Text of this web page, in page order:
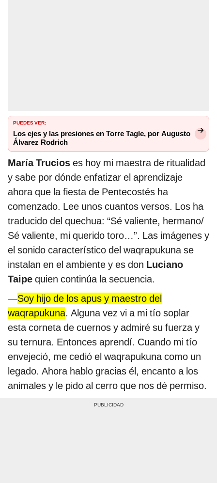
PUEDES VER:
Los ejes y las presiones en Torre Tagle, por Augusto
Álvarez Rodrich
María Trucios es hoy mi maestra de ritualidad
y sabe por dónde enfatizar el aprendizaje
ahora que la fiesta de Pentecostés ha
comenzado. Lee unos cuantos versos. Los ha
traducido del quechua: “Sé valiente, hermano/
Sé valiente, mi querido toro…”. Las imágenes y
el sonido característico del waqrapukuna se
instalan en el ambiente y es don Luciano
Taipe quien continúa la secuencia.
—Soy hijo de los apus y maestro del
waqrapukuna. Alguna vez vi a mi tío soplar
esta corneta de cuernos y admiré su fuerza y
su ternura. Entonces aprendí. Cuando mi tío
envejeció, me cedió el waqrapukuna como un
legado. Ahora hablo gracias él, encanto a los
animales y le pido al cerro que nos dé permiso.